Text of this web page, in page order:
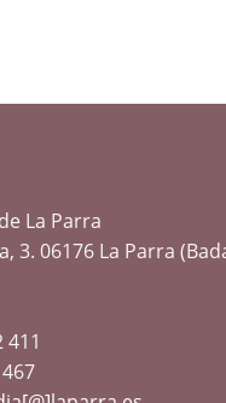
La Parra
3. 06176 La Parra
411